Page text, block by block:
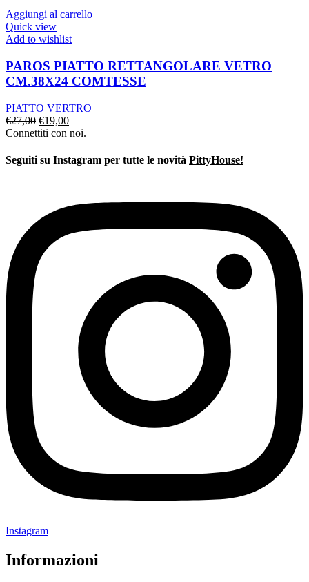
€149,00.€115,00.
Aggiungi al carrello
Quick view
Add to wishlist
PAROS PIATTO RETTANGOLARE VETRO
CM.38X24 COMTESSE
PIATTO VERTRO
€27,00 Il
prezzo
era:
€19,00Il
prezzo
è:
€19,00.
Connettiti con noi.
Seguiti su Instagram per tutte le novità PittyHouse!
Instagram
Informazioni